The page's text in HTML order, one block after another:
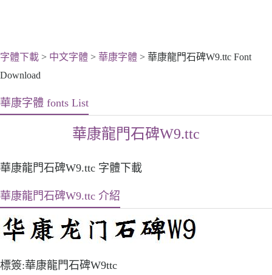
字體下載 > 中文字體 > 華康字體 > 華康龍門石碑W9.ttc Font
Download
華康字體 fonts List
華康龍門石碑W9.ttc
華康龍門石碑W9.ttc 字體下載
華康龍門石碑W9.ttc 介紹
標簽:華康龍門石碑W9ttc